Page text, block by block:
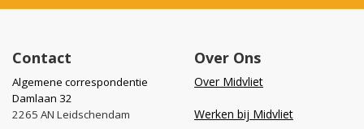
Contact
Algemene correspondentie
Damlaan 32
2265 AN Leidschendam
Over Ons
Over Midvliet
Werken bij Midvliet